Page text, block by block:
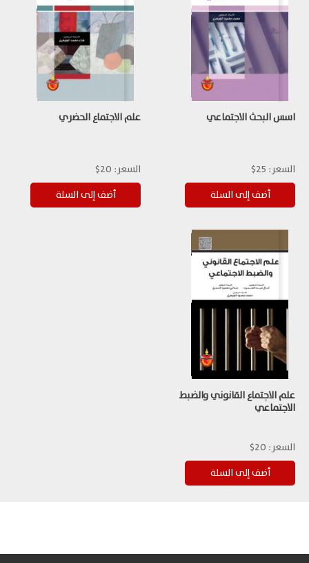
اسس البحث الاجتماعي
السعر: 25$
علم الاجتماع الحضري
السعر: 20$
علم الاجتماع القانوني والضبط
الاجتماعي
السعر: 20$